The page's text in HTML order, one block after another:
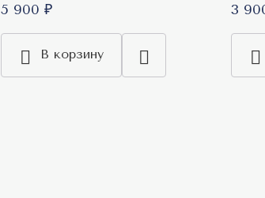
5 900 ₽
В корзину
3